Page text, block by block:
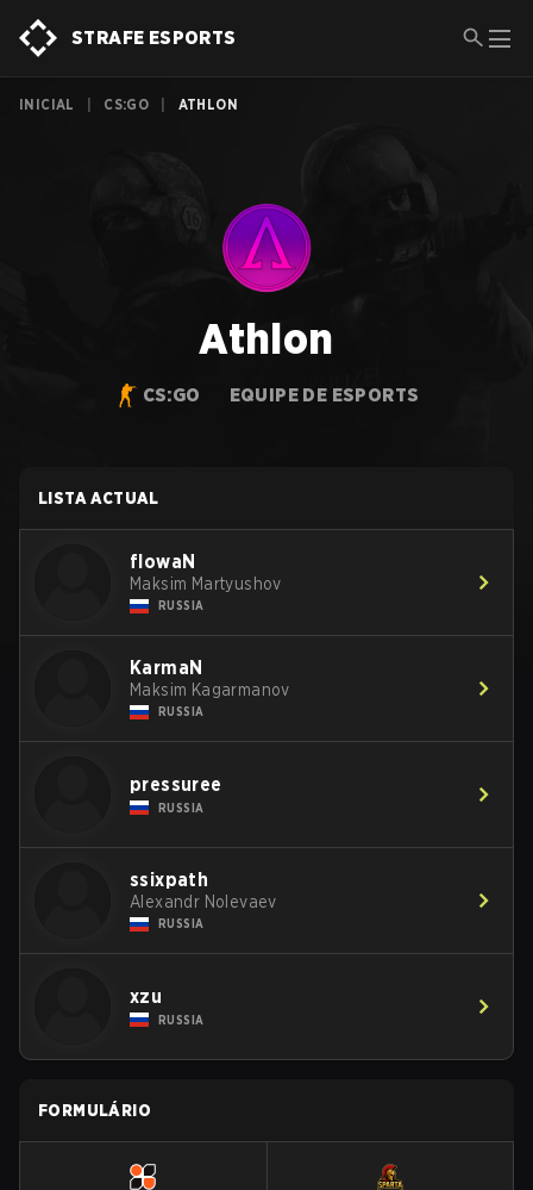
STRAFE ESPORTS
INICIAL CS:GO ATHLON
Athlon
CS:GO EQUIPE DE ESPORTS
LISTA ACTUAL
flowaN
Maksim Martyushov
RUSSIA
KarmaN
Maksim Kagarmanov
RUSSIA
pressuree
RUSSIA
ssixpath
Alexandr Nolevaev
RUSSIA
xzu
RUSSIA
FORMULÁRIO